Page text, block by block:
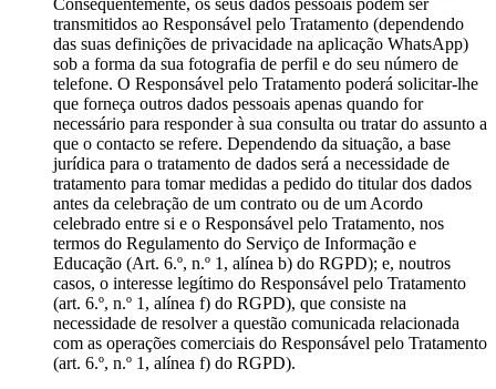
Consequentemente, os seus dados pessoais podem ser
transmitidos ao Responsável pelo Tratamento (dependendo
das suas definições de privacidade na aplicação WhatsApp)
sob a forma da sua fotografia de perfil e do seu número de
telefone. O Responsável pelo Tratamento poderá solicitar-lhe
que forneça outros dados pessoais apenas quando for
necessário para responder à sua consulta ou tratar do assunto a
que o contacto se refere. Dependendo da situação, a base
jurídica para o tratamento de dados será a necessidade de
tratamento para tomar medidas a pedido do titular dos dados
antes da celebração de um contrato ou de um Acordo
celebrado entre si e o Responsável pelo Tratamento, nos
termos do Regulamento do Serviço de Informação e
Educação (Art. 6.º, n.º 1, alínea b) do RGPD); e, noutros
casos, o interesse legítimo do Responsável pelo Tratamento
(art. 6.º, n.º 1, alínea f) do RGPD), que consiste na
necessidade de resolver a questão comunicada relacionada
com as operações comerciais do Responsável pelo Tratamento
(art. 6.º, n.º 1, alínea f) do RGPD).